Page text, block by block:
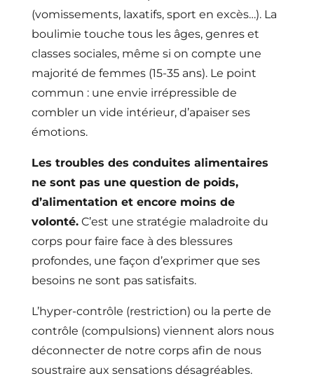
(vomissements, laxatifs, sport en excès…). La
boulimie touche tous les âges, genres et
classes sociales, même si on compte une
majorité de femmes (15-35 ans). Le point
commun : une envie irrépressible de
combler un vide intérieur, d’apaiser ses
émotions.
Les troubles des conduites alimentaires
ne sont pas une question de poids,
d’alimentation et encore moins de
volonté.C’est une stratégie maladroite du
corps pour faire face à des blessures
profondes, une façon d’exprimer que ses
besoins ne sont pas satisfaits.
L’hyper-contrôle (restriction) ou la perte de
contrôle (compulsions) viennent alors nous
déconnecter de notre corps afin de nous
soustraire aux sensations désagréables.